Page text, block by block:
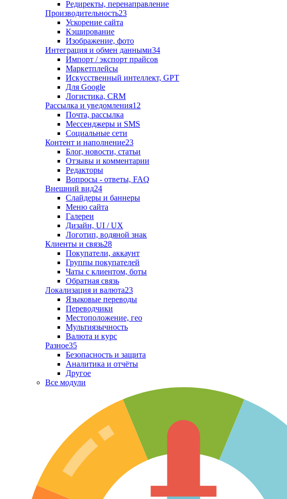
Редиректы, перенаправление
Производительность23
Ускорение сайта
Кэширование
Изображение, фото
Интеграция и обмен данными34
Импорт / экспорт прайсов
Маркетплейсы
Искусственный интеллект, GPT
Для Google
Логистика, CRM
Рассылка и уведомления12
Почта, рассылка
Мессенджеры и SMS
Социальные сети
Контент и наполнение23
Блог, новости, статьи
Отзывы и комментарии
Редакторы
Вопросы - ответы, FAQ
Внешний вид24
Слайдеры и баннеры
Меню сайта
Галереи
Дизайн, UI / UX
Логотип, водяной знак
Клиенты и связь28
Покупатели, аккаунт
Группы покупателей
Чаты с клиентом, боты
Обратная связь
Локализация и валюта23
Языковые переводы
Переводчики
Местоположение, гео
Мультиязычность
Валюта и курс
Разное35
Безопасность и защита
Аналитика и отчёты
Другое
Все модули